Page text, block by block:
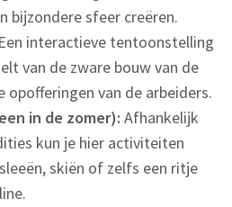
bijzondere sfeer creëren.
Een interactieve tentoonstelling
van de zware bouw van de
opofferingen van de arbeiders.
in de zomer): Afhankelijk
kun je hier activiteiten
skiën of zelfs een ritje